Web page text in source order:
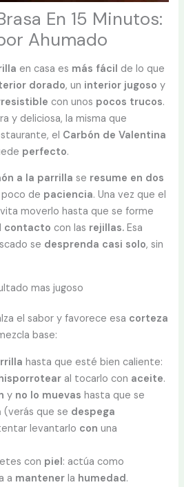
En 15 Minutos:
Ahumado
en casa es más fácil de lo que
dorado, un interior jugoso y
con unos pocos trucos.
y deliciosa, la misma que
el Carbón de Valentina
perfecto.
a la parrilla se resume en dos
de paciencia. Una vez que el
moverlo hasta que se forme
contacto con las rejillas. Esa
se desprenda casi solo, sin
mas jugoso
el sabor y favorece esa corteza
base:
hasta que esté bien caliente:
al tocarlo con aceite.
y no lo muevas hasta que se
(verás que se despega
levantarlo con una
con piel: actúa como
a mantener la humedad.